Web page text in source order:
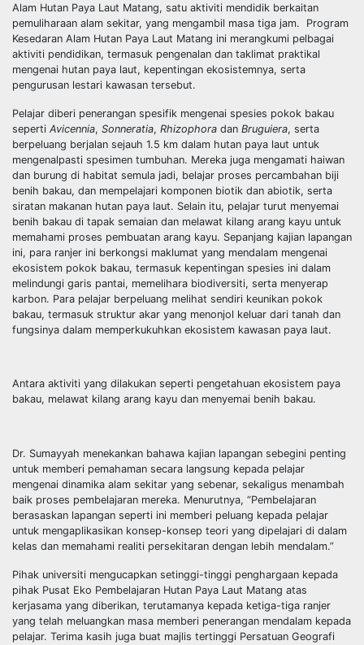
Alam Hutan Paya Laut Matang, satu aktiviti mendidik berkaitan
pemuliharaan alam sekitar, yang mengambil masa tiga jam. Program
Kesedaran Alam Hutan Paya Laut Matang ini merangkumi pelbagai
aktiviti pendidikan, termasuk pengenalan dan taklimat praktikal
mengenai hutan paya laut, kepentingan ekosistemnya, serta
pengurusan lestari kawasan tersebut.
Pelajar diberi penerangan spesifik mengenai spesies pokok bakau
seperti Avicennia, Sonneratia, Rhizophora dan Bruguiera, serta
berpeluang berjalan sejauh 1.5 km dalam hutan paya laut untuk
mengenalpasti spesimen tumbuhan. Mereka juga mengamati haiwan
dan burung di habitat semula jadi, belajar proses percambahan biji
benih bakau, dan mempelajari komponen biotik dan abiotik, serta
siratan makanan hutan paya laut. Selain itu, pelajar turut menyemai
benih bakau di tapak semaian dan melawat kilang arang kayu untuk
memahami proses pembuatan arang kayu. Sepanjang kajian lapangan
ini, para ranjer ini berkongsi maklumat yang mendalam mengenai
ekosistem pokok bakau, termasuk kepentingan spesies ini dalam
melindungi garis pantai, memelihara biodiversiti, serta menyerap
karbon. Para pelajar berpeluang melihat sendiri keunikan pokok
bakau, termasuk struktur akar yang menonjol keluar dari tanah dan
fungsinya dalam memperkukuhkan ekosistem kawasan paya laut.
Antara aktiviti yang dilakukan seperti pengetahuan ekosistem paya
bakau, melawat kilang arang kayu dan menyemai benih bakau.
Dr. Sumayyah menekankan bahawa kajian lapangan sebegini penting
untuk memberi pemahaman secara langsung kepada pelajar
mengenai dinamika alam sekitar yang sebenar, sekaligus menambah
baik proses pembelajaran mereka. Menurutnya, “Pembelajaran
berasaskan lapangan seperti ini memberi peluang kepada pelajar
untuk mengaplikasikan konsep-konsep teori yang dipelajari di dalam
kelas dan memahami realiti persekitaran dengan lebih mendalam.”
Pihak universiti mengucapkan setinggi-tinggi penghargaan kepada
pihak Pusat Eko Pembelajaran Hutan Paya Laut Matang atas
kerjasama yang diberikan, terutamanya kepada ketiga-tiga ranjer
yang telah meluangkan masa memberi penerangan mendalam kepada
pelajar. Terima kasih juga buat majlis tertinggi Persatuan Geografi